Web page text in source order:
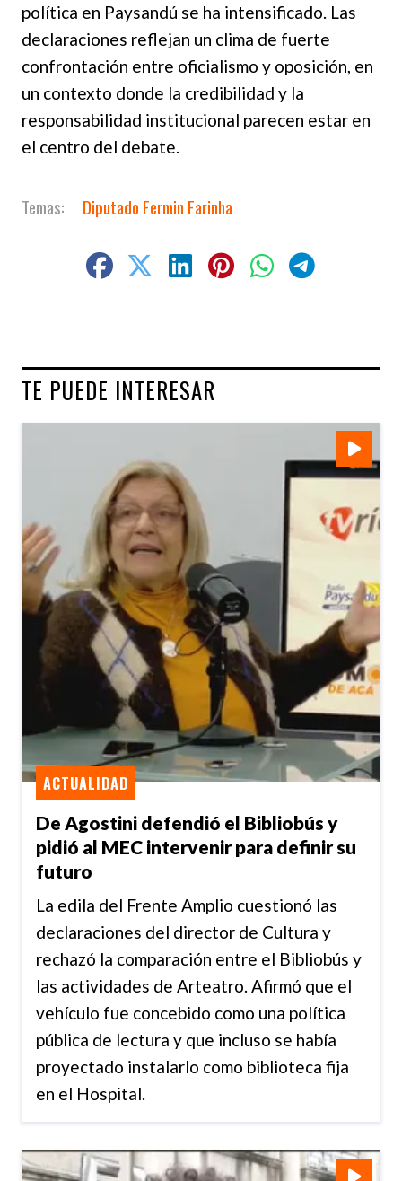
política en Paysandú se ha intensificado. Las
declaraciones reflejan un clima de fuerte
confrontación entre oficialismo y oposición, en
un contexto donde la credibilidad y la
responsabilidad institucional parecen estar en
el centro del debate.
Diputado Fermin Farinha
TE PUEDE INTERESAR
De Agostini defendió el Bibliobús y
pidió al MEC intervenir para definir su
futuro
ACTUALIDAD
La edila del Frente Amplio cuestionó las
declaraciones del director de Cultura y
rechazó la comparación entre el Bibliobús y
las actividades de Arteatro. Afirmó que el
vehículo fue concebido como una política
pública de lectura y que incluso se había
proyectado instalarlo como biblioteca fija
en el Hospital.